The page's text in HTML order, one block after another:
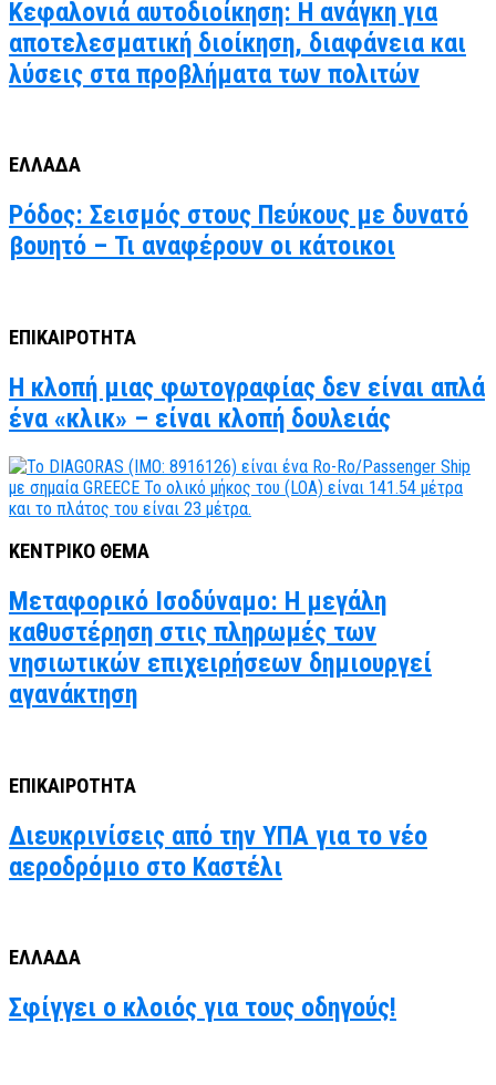
Κεφαλονιά αυτοδιοίκηση: Η ανάγκη για
αποτελεσματική διοίκηση, διαφάνεια και
λύσεις στα προβλήματα των πολιτών
ΕΛΛΑΔΑ
Ρόδος: Σεισμός στους Πεύκους με δυνατό
βουητό – Τι αναφέρουν οι κάτοικοι
ΕΠΙΚΑΙΡΟΤΗΤΑ
Η κλοπή μιας φωτογραφίας δεν είναι απλά
ένα «κλικ» – είναι κλοπή δουλειάς
ΚΕΝΤΡΙΚΟ ΘΕΜΑ
Μεταφορικό Ισοδύναμο: Η μεγάλη
καθυστέρηση στις πληρωμές των
νησιωτικών επιχειρήσεων δημιουργεί
αγανάκτηση
ΕΠΙΚΑΙΡΟΤΗΤΑ
Διευκρινίσεις από την ΥΠΑ για το νέο
αεροδρόμιο στο Καστέλι
ΕΛΛΑΔΑ
Σφίγγει ο κλοιός για τους οδηγούς!